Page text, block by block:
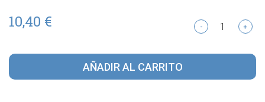
10,40 € - +
AÑADIR AL CARRITO